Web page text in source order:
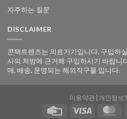
자주하는 질문
DISCLAIMER
콘택트렌즈는 의료기기입니다. 구입하
사의 처방에 근거해 구입하시기 바랍니
매, 배송, 운영되는 해외직구몰 입니다.
이용약관 개인정보